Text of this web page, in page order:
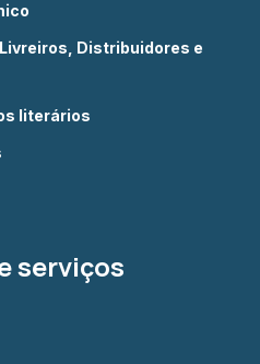
Distribuidores e
literários
serviços